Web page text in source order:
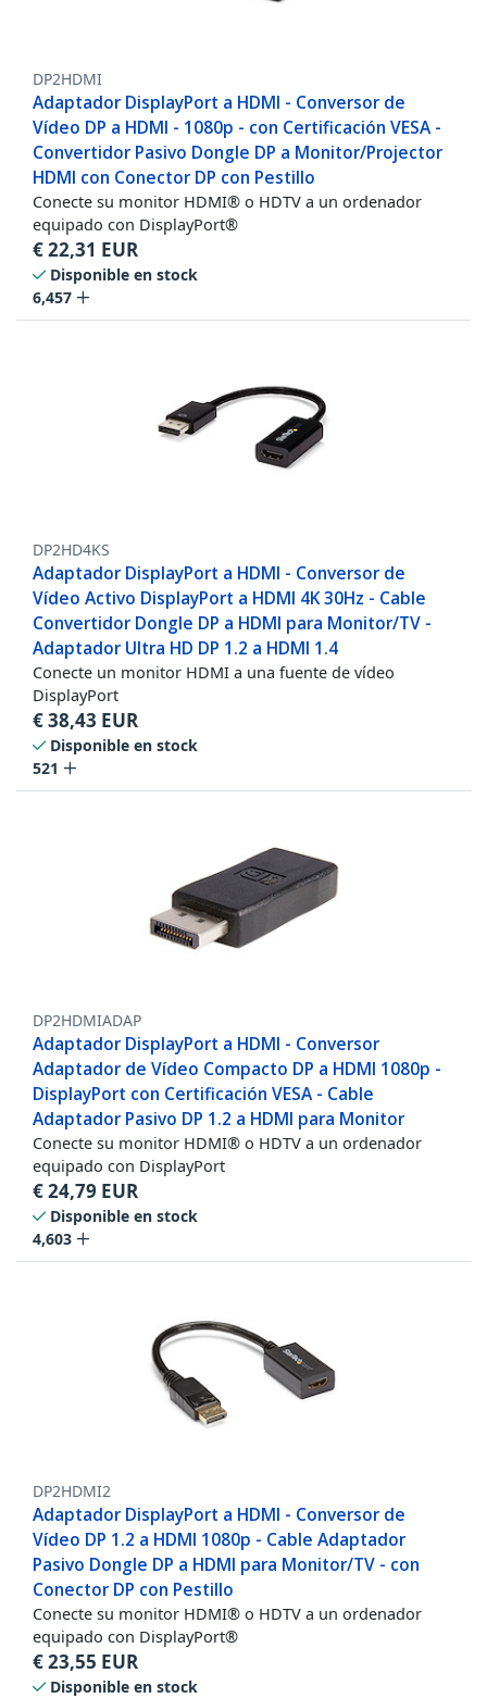
DP2HDMI
Adaptador DisplayPort a HDMI - Conversor de
Vídeo DP a HDMI - 1080p - con Certificación VESA -
Convertidor Pasivo Dongle DP a Monitor/Projector
HDMI con Conector DP con Pestillo
Conecte su monitor HDMI® o HDTV a un ordenador
equipado con DisplayPort®
€22,31 EUR
Disponible en stock
6,457
DP2HD4KS
Adaptador DisplayPort a HDMI - Conversor de
Vídeo Activo DisplayPort a HDMI 4K 30Hz - Cable
Convertidor Dongle DP a HDMI para Monitor/TV -
Adaptador Ultra HD DP 1.2 a HDMI 1.4
Conecte un monitor HDMI a una fuente de vídeo
DisplayPort
€38,43 EUR
Disponible en stock
521
DP2HDMIADAP
Adaptador DisplayPort a HDMI - Conversor
Adaptador de Vídeo Compacto DP a HDMI 1080p -
DisplayPort con Certificación VESA - Cable
Adaptador Pasivo DP 1.2 a HDMI para Monitor
Conecte su monitor HDMI® o HDTV a un ordenador
equipado con DisplayPort
€24,79 EUR
Disponible en stock
4,603
DP2HDMI2
Adaptador DisplayPort a HDMI - Conversor de
Vídeo DP 1.2 a HDMI 1080p - Cable Adaptador
Pasivo Dongle DP a HDMI para Monitor/TV - con
Conector DP con Pestillo
Conecte su monitor HDMI® o HDTV a un ordenador
equipado con DisplayPort®
€23,55 EUR
Disponible en stock